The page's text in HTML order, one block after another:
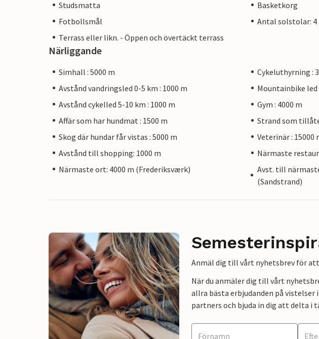
Studsmatta
Basketkorg
Fotbollsmål
Antal solstolar: 4
Terrass eller likn. - Öppen och övertäckt terrass
Närliggande
Simhall : 5000 m
Cykeluthyrning :
Avstånd vandringsled 0-5 km : 1000 m
Mountainbike led
Avstånd cykelled 5-10 km : 1000 m
Gym : 4000 m
Affär som har hundmat : 1500 m
Strand som
Skog där hundar får vistas : 5000 m
Veterinär : 15000
Avstånd till shopping: 1000 m
Närmaste
Närmaste ort: 4000 m (Frederiksværk)
Avst. till
(Sandstrand)
Anmäl dig till vårt nyhetsbrev för
När du anmäler dig till vårt
allra bästa erbjudanden på
partners och bjuda in dig att delta i